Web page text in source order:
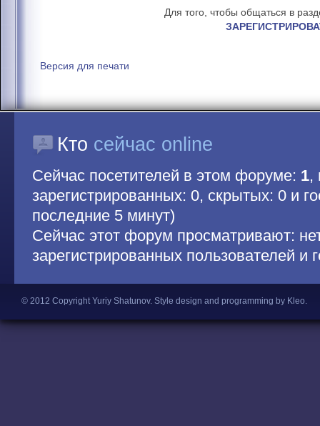
Для того, чтобы общаться в
Версия для печати
Кто сейчас online
Сейчас посетителей в этом форуме: 1,
зарегистрированных: 0, скрытых: 0 и
последние 5 минут)
Сейчас этот форум просматривают:
зарегистрированных пользователей и
© 2012 Copyright Yuriy Shatunov. Style design and programming by Kleo.